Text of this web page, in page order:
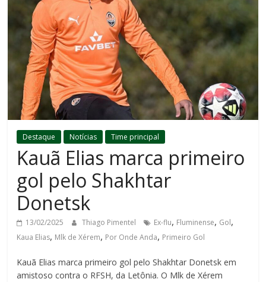
Destaque Notícias Time principal
Kauã Elias marca primeiro
gol pelo Shakhtar
Donetsk
13/02/2025 Thiago Pimentel Ex-flu, Fluminense, Gol,
Kaua Elias, Mlk de Xérem, Por Onde Anda, Primeiro Gol
Kauã Elias marca primeiro gol pelo Shakhtar Donetsk em
amistoso contra o RFSH, da Letônia. O Mlk de Xérem